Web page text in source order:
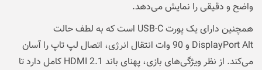
واضح و دقیقی را نمایش می‌دهد.
همچنین دارای یک پورت USB-C است که به لطف حالت
DisplayPort Alt و 90 وات انتقال انرژی، اتصال لپ تاپ را آسان
می‌کند. از نظر ویژگی‌های بازی، پهنای باند HDMI 2.1 کامل دارد تا